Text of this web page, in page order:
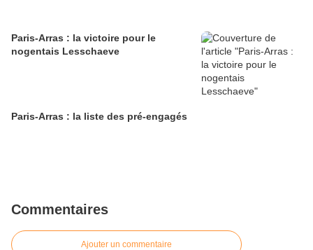
Paris-Arras : la victoire pour le
nogentais Lesschaeve
Paris-Arras : la liste des pré-engagés
Commentaires
Ajouter un commentaire